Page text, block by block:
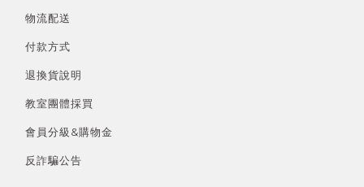
物流配送
付款方式
退換貨說明
教室團體採買
會員分級&購物金
反詐騙公告